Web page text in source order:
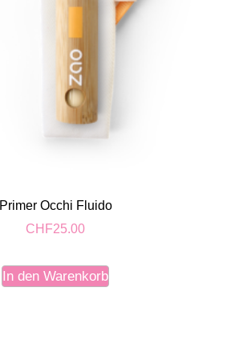
Primer Occhi Fluido
CHF25.00
In den Warenkorb